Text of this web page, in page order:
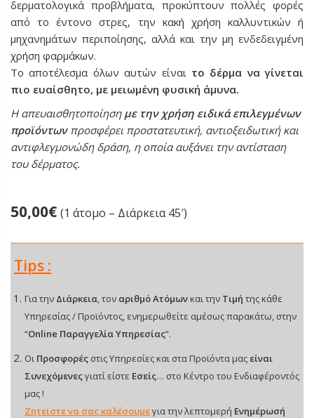
δερματολογικά προβλήματα, προκύπτουν πολλές φορές
από το έντονο στρες, την κακή χρήση καλλυντικών ή
μηχανημάτων περιποίησης, αλλά και την μη ενδεδειγμένη
χρήση φαρμάκων.
Το αποτέλεσμα όλων αυτών είναι το δέρμα να γίνεται
πιο ευαίσθητο, με μειωμένη φυσική άμυνα.
Η απευαισθητοποίηση με την χρήση ειδικά επιλεγμένων
προϊόντωνπροσφέρει προστατευτική, αντιοξειδωτική και
αντιφλεγμονώδη δράση, η οποία αυξάνει την αντίσταση
του δέρματος.
50,00€ (1 άτομο – Διάρκεια 45′)
Tips :
Για την Διάρκεια, τον αριθμό Ατόμων και την Τιμή της κάθε
Υπηρεσίας / Προϊόντος, ενημερωθείτε αμέσως παρακάτω, στην
“Online Παραγγελία Υπηρεσίας“.
Οι Προσφορές στις Υπηρεσίες και στα Προϊόντα μας είναι
Συνεχόμενεςγιατί είστε Εσείς… στο Κέντρο του Ενδιαφέροντός
μας !
Ζητείστε να σας καλέσουμεγια την λεπτομερή Ενημέρωσή